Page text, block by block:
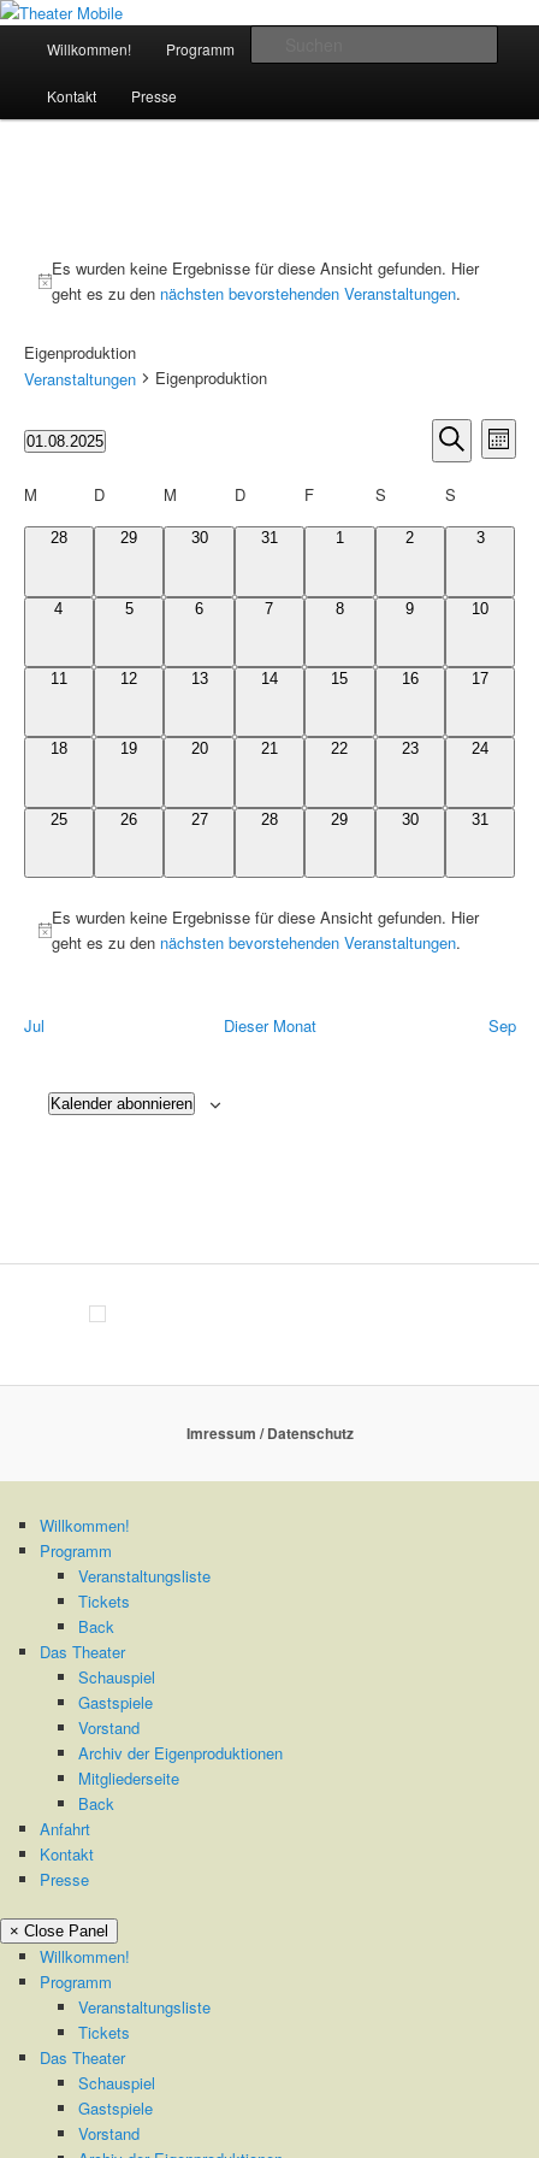
Zum
wechseln
Zum
wechselnTheater Mobile
Das schoenste Theater an der Bergstrasse
Willkommen! Programm
Kontakt Presse
Es wurden keine Ergebnisse für diese Ansicht gefunden. Hier
geht es zu den nächsten bevorstehenden Veranstaltungen.
Eigenproduktion
Veranstaltungen
Eigenproduktion
Suche
Ansichten,
Navigation
Suche
Monat
01.08.2025
wählen.
Kalender
Veranstaltungen
M D M D F S S
0
28
0
29
0
30
0
31
01
0
2
0
3
0
4
0
5
0
6
0
7
0
8
0
9
010
011
012
013
014
015
016
017
018
019
0
20
0
21
0
22
0
23
0
24
0
25
0
26
0
27
0
28
0
29
0
30
0
31
Es wurden keine Ergebnisse für diese Ansicht gefunden. Hier
geht es zu den nächsten bevorstehenden Veranstaltungen.
Jul Dieser Monat Sep
Kalender abonnieren
Imressum / Datenschutz
Willkommen!
Programm
Veranstaltungsliste
Tickets
Back
Das Theater
Schauspiel
Gastspiele
Vorstand
Archiv der Eigenproduktionen
Mitgliederseite
Back
Anfahrt
Kontakt
Presse
× Close Panel
Willkommen!
Programm
Veranstaltungsliste
Tickets
Das Theater
Schauspiel
Gastspiele
Vorstand